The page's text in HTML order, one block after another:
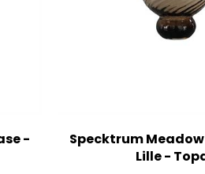
-
Specktrum
Lille -